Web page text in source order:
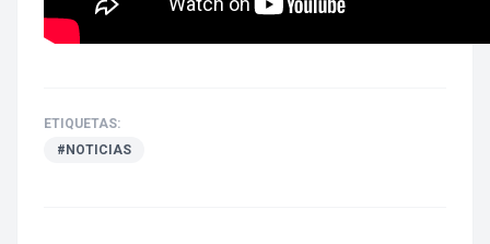
ETIQUETAS:
#NOTICIAS